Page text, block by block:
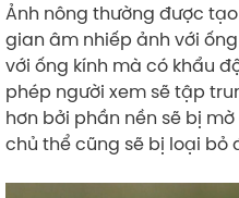
Ảnh nông thường được
gian âm nhiếp ảnh với
với ống kính mà có khẩu
phép người xem sẽ tập
hơn bởi phần nền sẽ bị
chủ thể cũng sẽ bị loại bỏ